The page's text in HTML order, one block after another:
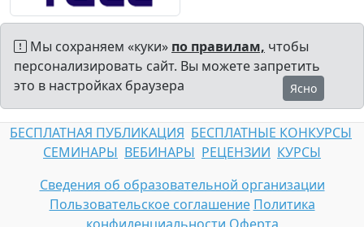
Мы сохраняем «куки» по правилам, чтобы
персонализировать сайт. Вы можете запретить
это в настройках браузера
Ясно
БЕСПЛАТНАЯ ПУБЛИКАЦИЯ БЕСПЛАТНЫЕ КОНКУРСЫ
СЕМИНАРЫ ВЕБИНАРЫ РЕЦЕНЗИИ КУРСЫ
Сведения об образовательной организации
Пользовательское соглашение Политика